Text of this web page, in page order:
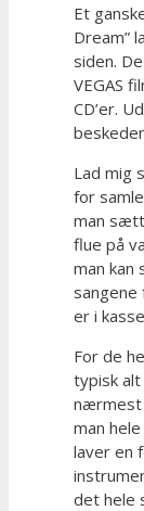
Et
Dream”
siden.
VEGAS
CD’er.
Lad mig
for
man
flue på
man kan
er i
For de
typisk
nærmest
man
laver en
det hele